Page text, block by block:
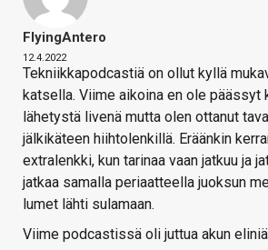
FlyingAntero
12.4.2022
Tekniikkapodcastiä on ollut kyllä
katsella. Viime aikoina en ole päässyt
lähetystä livenä mutta olen ottanut
jälkikäteen hiihtolenkillä. Eräänkin
extralenkki, kun tarinaa vaan jatkuu ja
jatkaa samalla periaatteella juoksun
lumet lähti sulamaan.
Viime podcastissä oli juttua akun